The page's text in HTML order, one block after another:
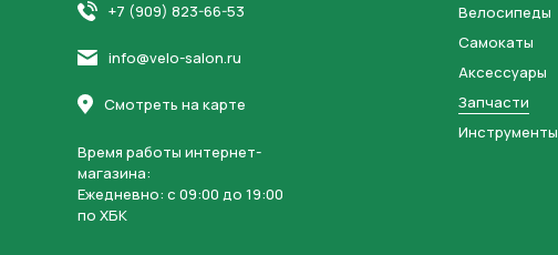
+7 (909) 823-66-53
info@velo-salon.ru
Смотреть на карте
Время работы интернет-
магазина:
Ежедневно: c 09:00 до 19:00
по ХБК
Велосипеды
Самокаты
Аксессуары
Запчасти
Инструменты